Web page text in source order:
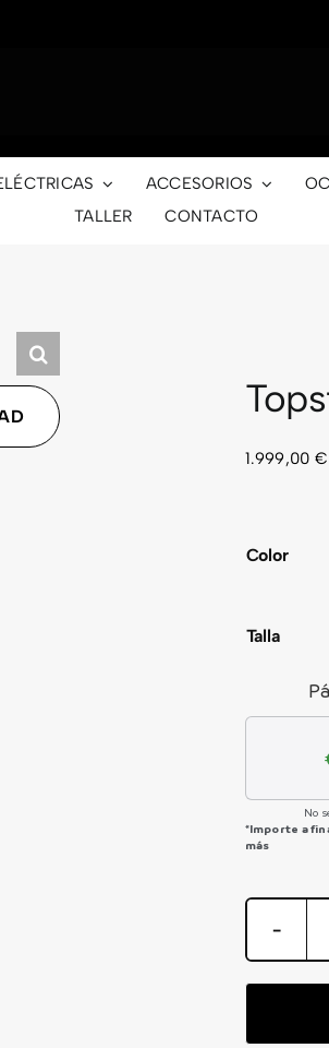
ACCESORIOS
TALLER
CONTACTO
1.999,00 €
Color
Talla
No
*Importe a
más